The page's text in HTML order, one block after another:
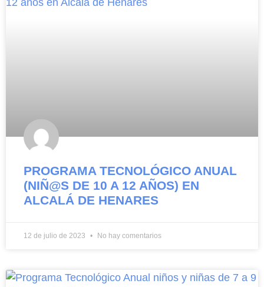
PROGRAMA TECNOLÓGICO ANUAL
(NIÑ@S DE 10 A 12 AÑOS) EN
ALCALÁ DE HENARES
12 de julio de 2023 No hay comentarios